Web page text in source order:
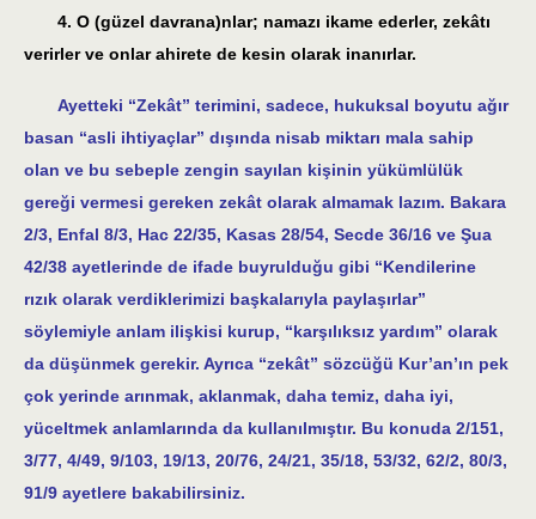
4. O (güzel davrana)nlar; namazı ikame ederler, zekâtı
verirler ve onlar ahirete de kesin olarak inanırlar.
Ayetteki “Zekât” terimini, sadece, hukuksal boyutu ağır
basan “asli ihtiyaçlar” dışında nisab miktarı mala sahip
olan ve bu sebeple zengin sayılan kişinin yükümlülük
gereği vermesi gereken zekât olarak almamak lazım. Bakara
2/3, Enfal 8/3, Hac 22/35, Kasas 28/54, Secde 36/16 ve Şua
42/38 ayetlerinde de ifade buyrulduğu gibi “Kendilerine
rızık olarak verdiklerimizi başkalarıyla paylaşırlar”
söylemiyle anlam ilişkisi kurup, “karşılıksız yardım” olarak
da düşünmek gerekir. Ayrıca “zekât” sözcüğü Kur’an’ın pek
çok yerinde arınmak, aklanmak, daha temiz, daha iyi,
yüceltmek anlamlarında da kullanılmıştır. Bu konuda 2/151,
3/77, 4/49, 9/103, 19/13, 20/76, 24/21, 35/18, 53/32, 62/2, 80/3,
91/9 ayetlere bakabilirsiniz.